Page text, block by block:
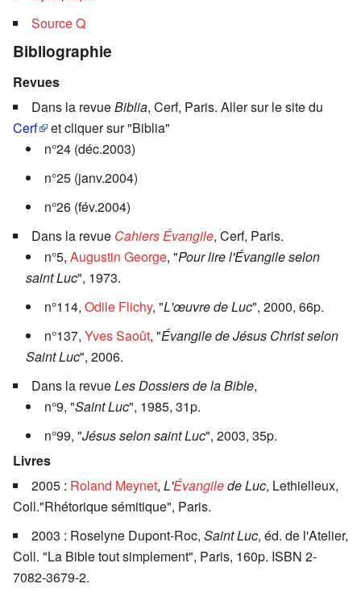
Source Q
Bibliographie
Revues
Dans la revueBiblia, Cerf, Paris. Aller sur le site du
Cerf
et cliquer sur "Biblia"
n°24 (déc.2003)
n°25 (janv.2004)
n°26 (fév.2004)
Dans la revue Cahiers Évangile, Cerf, Paris.
n°5, Augustin George, "Pour lire l'Évangile selon
saint Luc", 1973.
n°114, Odile Flichy, "L'œuvre de Luc", 2000, 66p.
n°137, Yves Saoût, "Évangile de Jésus Christ selon
Saint Luc", 2006.
Dans la revueLes Dossiers de la Bible,
n°9, "Saint Luc", 1985, 31p.
n°99, "Jésus selon saint Luc", 2003, 35p.
Livres
2005 : Roland Meynet, L'Évangilede Luc, Lethielleux,
Coll."Rhétorique sémitique", Paris.
2003 : Roselyne Dupont-Roc, Saint Luc, éd. de l'Atelier,
Coll. "La Bible tout simplement", Paris, 160p. ISBN 2-
7082-3679-2.